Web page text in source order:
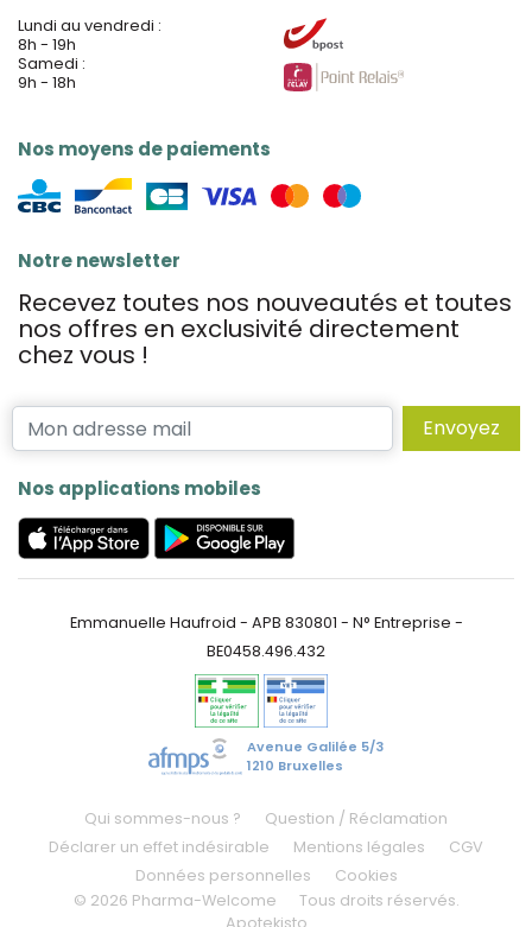
Lundi au vendredi :
8h - 19h
Samedi :
9h - 18h
Nos moyens de paiements
Notre newsletter
Recevez toutes nos nouveautés et toutes
nos offres en exclusivité directement
chez vous !
Envoyez
Nos applications mobiles
Emmanuelle Haufroid - APB 830801 - N° Entreprise -
BE0458.496.432
Avenue Galilée 5/3
1210 Bruxelles
Qui sommes-nous ?
Question / Réclamation
Déclarer un effet indésirable
Mentions légales
CGV
Données personnelles
Cookies
© 2026 Pharma-Welcome
Tous droits réservés.
Apotekisto